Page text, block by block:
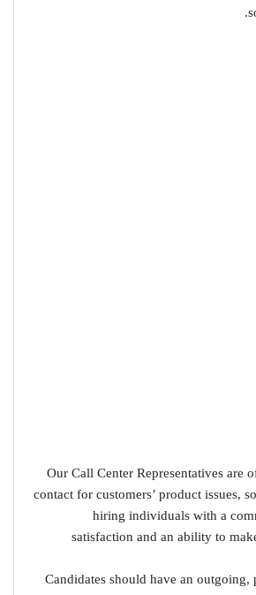
Our Call Center Representatives are
contact for customers’ product issues,
hiring individuals with a
satisfaction and an ability to
Candidates should have an outgoing,